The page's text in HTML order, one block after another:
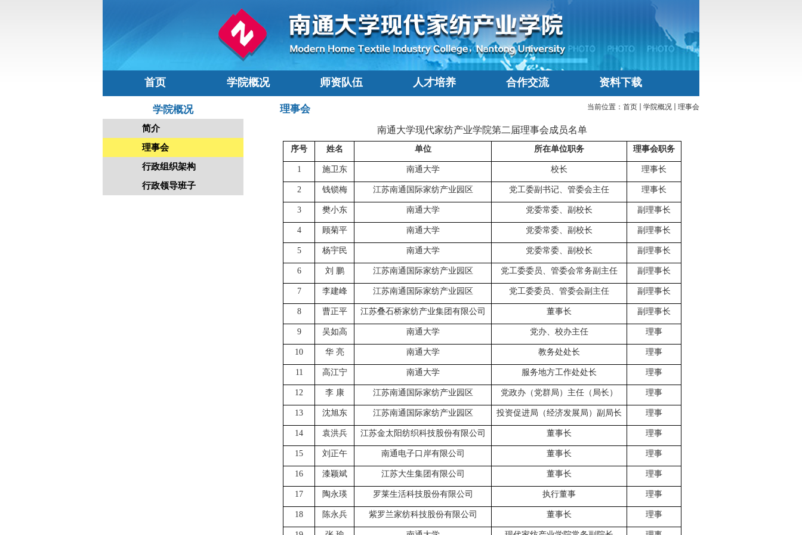
首页 学院概况 师资队伍 人才培养 合作交流 资料下载
学院概况
简介
理事会
行政组织架构
行政领导班子
理事会 当前位置： 首页 学院概况 理事会
南通大学现代家纺产业学院第二届理事会成员名单
序号 姓名 单位 所在单位职务 理事会职务
1 施卫东 南通大学 校长 理事长
2 钱锁梅 江苏南通国际家纺产业园区 党工委副书记、管委会主任 理事长
3 樊小东 南通大学 党委常委、副校长 副理事长
4 顾菊平 南通大学 党委常委、副校长 副理事长
5 杨宇民 南通大学 党委常委、副校长 副理事长
6 刘 鹏 江苏南通国际家纺产业园区 党工委委员、管委会常务副主任 副理事长
7 李建峰 江苏南通国际家纺产业园区 党工委委员、管委会副主任 副理事长
8 曹正平 江苏叠石桥家纺产业集团有限公司 董事长 副理事长
9 吴如高 南通大学 党办、校办主任 理事
10 华 亮 南通大学 教务处处长 理事
11 高江宁 南通大学 服务地方工作处处长 理事
12 李 康 江苏南通国际家纺产业园区 党政办（党群局）主任 （局长） 理事
13 沈旭东 江苏南通国际家纺产业园区 投资促进局（经济发展局）副局长 理事
14 袁洪兵 江苏金太阳纺织科技股份有限公司 董事长 理事
15 刘正午 南通电子口岸有限公司 董事长 理事
16 漆颖斌 江苏大生集团有限公司 董事长 理事
17 陶永瑛 罗莱生活科技股份有限公司 执行董事 理事
18 陈永兵 紫罗兰家纺科技股份有限公司 董事长 理事